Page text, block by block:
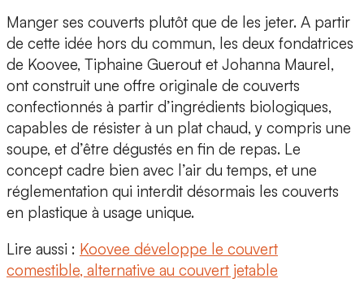
Manger ses couverts plutôt que de les jeter. A partir
de cette idée hors du commun, les deux fondatrices
de Koovee, Tiphaine Guerout et Johanna Maurel,
ont construit une offre originale de couverts
confectionnés à partir d’ingrédients biologiques,
capables de résister à un plat chaud, y compris une
soupe, et d’être dégustés en fin de repas. Le
concept cadre bien avec l’air du temps, et une
réglementation qui interdit désormais les couverts
en plastique à usage unique.
Lire aussi : Koovee développe le couvert
comestible, alternative au couvert jetable